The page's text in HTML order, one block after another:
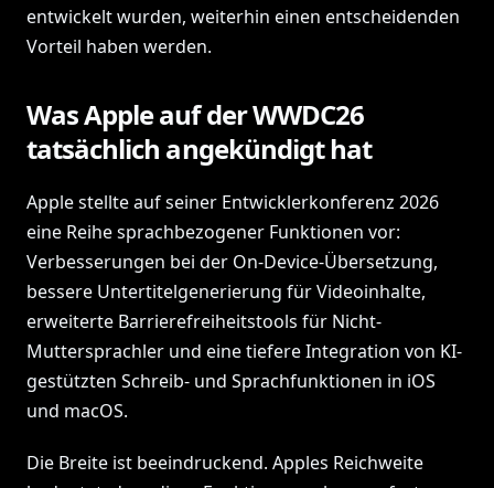
entwickelt wurden, weiterhin einen entscheidenden
Vorteil haben werden.
Was Apple auf der WWDC26
tatsächlich angekündigt hat
Apple stellte auf seiner Entwicklerkonferenz 2026
eine Reihe sprachbezogener Funktionen vor:
Verbesserungen bei der On-Device-Übersetzung,
bessere Untertitelgenerierung für Videoinhalte,
erweiterte Barrierefreiheitstools für Nicht-
Muttersprachler und eine tiefere Integration von KI-
gestützten Schreib- und Sprachfunktionen in iOS
und macOS.
Die Breite ist beeindruckend. Apples Reichweite